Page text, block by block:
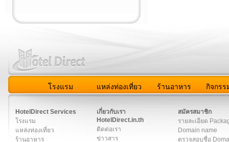
โรงแรม แหล่งท่องเที่ยว ร้านอาหาร กิจกรร
HotelDirect Services
โรงแรม
แหล่งท่องเที่ยว
ร้านอาหาร
เกี่ยวกับเรา
HotelDirect.in.th
ติดต่อเรา
ข่าวสาร
สมัครสมาชิก
รายละเอียด
Domain name
ตรวจสอบชื่อ